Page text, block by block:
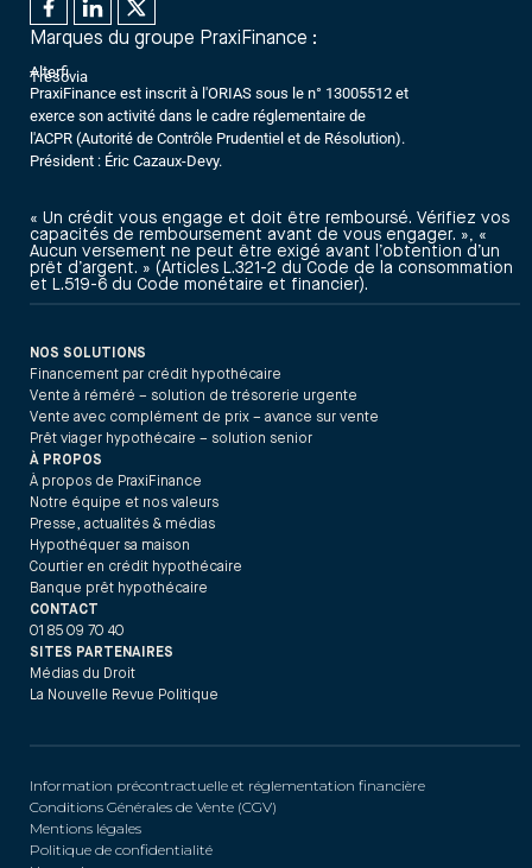
Marques du groupe PraxiFinance :
Alterfi
Trésovia
PraxiFinance est inscrit à l'ORIAS sous le n° 13005512 et
exerce son activité dans le cadre réglementaire de
l'ACPR (Autorité de Contrôle Prudentiel et de Résolution).
Président : Éric Cazaux-Devy.
« Un crédit vous engage et doit être remboursé. Vérifiez vos
capacités de remboursement avant de vous engager. », «
Aucun versement ne peut être exigé avant l’obtention d’un
prêt d’argent. » (Articles L.321-2 du Code de la consommation
et L.519-6 du Code monétaire et financier).
NOS SOLUTIONS
Financement par crédit hypothécaire
Vente à réméré – solution de trésorerie urgente
Vente avec complément de prix – avance sur vente
Prêt viager hypothécaire – solution senior
À PROPOS
À propos de PraxiFinance
Notre équipe et nos valeurs
Presse, actualités & médias
Hypothéquer sa maison
Courtier en crédit hypothécaire
Banque prêt hypothécaire
CONTACT
01 85 09 70 40
SITES PARTENAIRES
Médias du Droit
La Nouvelle Revue Politique
Information précontractuelle et réglementation financière
Conditions Générales de Vente (CGV)
Mentions légales
Politique de confidentialité